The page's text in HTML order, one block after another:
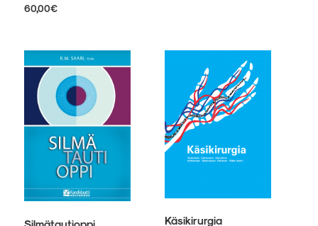
60,00€
on
useampi
muunnelma.
Voit
tehdä
valinnat
tuotteen
sivulla.
muunnelma.
valinnat
tuotteen
sivulla.
Käsikirurgia